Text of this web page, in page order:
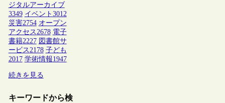
ジタルアーカイブ
3349 イベント 3012
災害2754 オープン
アクセス 2678 電子
書籍2227 図書館サ
ービス 2178 子ども
2017 学術情報1947
続きを見る
キーワードから検